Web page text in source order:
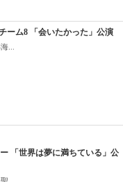
ーム8 「会いたかった」公演
...
「世界は夢に満ちている」公